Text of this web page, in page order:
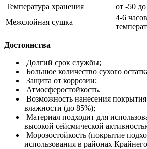
Температура хранения
от -50
Межслойная сушка
4-6
Достоинства
Долгий срок службы;
Большое количество сухого
Защита от коррозии;
Атмосферостойкость.
Возможность нанесения
влажности (до 85%);
Материал подходит для
высокой сейсмической
Морозостойкость (покрытие
использования в районах